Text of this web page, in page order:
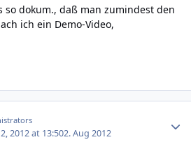
so dokum., daß man zumindest den
ich ein Demo-Video,
2012 at 13:502. Aug 2012